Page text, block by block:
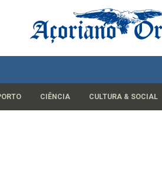
CIÊNCIA CULTURA & SOCIAL